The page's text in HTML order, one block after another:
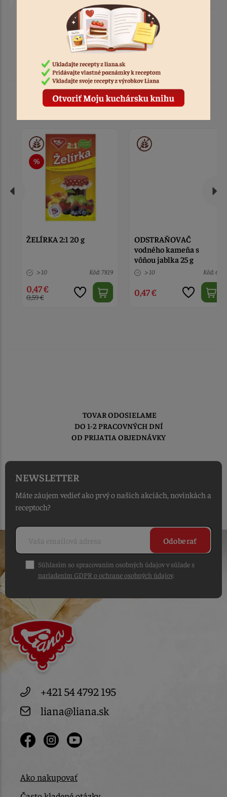
Podobné produkty
ŽELÍRKA 2:1 20 g
> 10 Kód: 7819
0,47 €
0,59 €
ODSTRAŇOVAČ
vodného kameňa s
vôňou jablka 25 g
> 10 Kód: 62
0,47 €
TOVAR ODOSIELAME
DO 1-2 PRACOVNÝCH DNÍ
OD PRIJATIA OBJEDNÁVKY
NEWSLETTER
Máte záujem vedieť ako prvý o našich akciách, novinkách a
receptoch?
Odoberať
Súhlasím so spracovaním osobných údajov v súlade s
nariadením GDPR o ochrane osobných údajov.
+421 54 4792 195
liana@liana.sk
Ako nakupovať